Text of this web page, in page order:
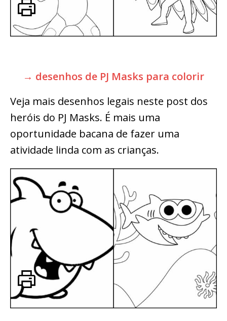
→ desenhos de PJ Masks para colorir
Veja mais desenhos legais neste post dos
heróis do PJ Masks. É mais uma
oportunidade bacana de fazer uma
atividade linda com as crianças.